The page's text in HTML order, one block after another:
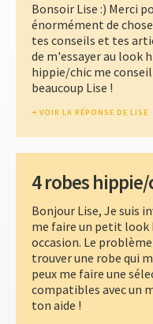
Bonsoir Lise :) Merci
énormément de
tes conseils et tes
de m'essayer au look
hippie/chic me
beaucoup Lise !
VOIR LA RÉPONSE DE LISE
4 robes
Bonjour Lise, Je suis
me faire un petit
occasion. Le
trouver une robe qui
peux me faire une
compatibles avec un
ton aide !